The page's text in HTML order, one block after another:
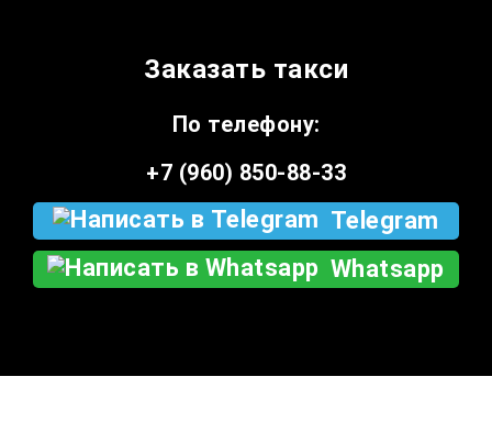
Заказать такси
По телефону:
+7 (960) 850-88-33
Telegram
Whatsapp